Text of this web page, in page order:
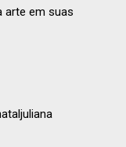
arte em suas